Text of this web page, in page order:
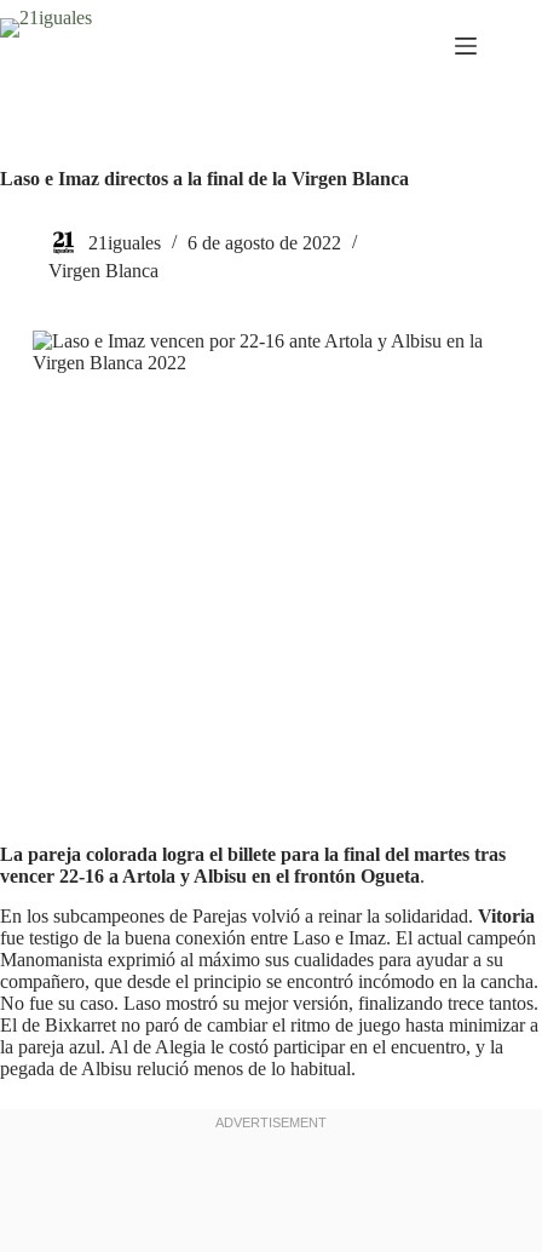
Saltar
al
Laso e Imaz directos a la final de la Virgen Blanca
21iguales
6 de agosto de 2022
Virgen Blanca
La pareja colorada logra el billete para la final del martes tras
vencer 22-16 a Artola y Albisu en el frontón Ogueta.
En los subcampeones de Parejas volvió a reinar la solidaridad. Vitoria
fue testigo de la buena conexión entre Laso e Imaz. El actual campeón
Manomanista exprimió al máximo sus cualidades para ayudar a su
compañero, que desde el principio se encontró incómodo en la cancha.
No fue su caso. Laso mostró su mejor versión, finalizando trece tantos.
El de Bixkarret no paró de cambiar el ritmo de juego hasta minimizar a
la pareja azul. Al de Alegia le costó participar en el encuentro, y la
pegada de Albisu relució menos de lo habitual.